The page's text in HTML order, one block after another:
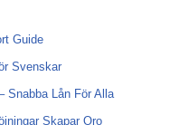
Guide
Svenskar
Snabba Lån För Alla
Skapar Oro